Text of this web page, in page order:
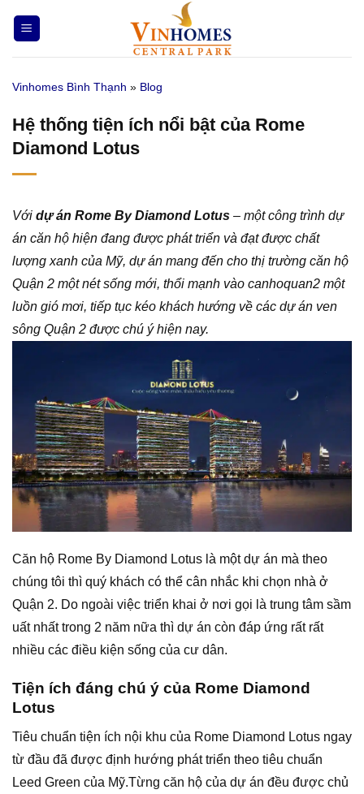
qua
nội
Vinhomes Bình Thạnh » Blog
Hệ thống tiện ích nổi bật của Rome
Diamond Lotus
Với dự án Rome By Diamond Lotus – một công trình dự
án căn hộ hiện đang được phát triển và đạt được chất
lượng xanh của Mỹ, dự án mang đến cho thị trường căn hộ
Quận 2 một nét sống mới, thổi mạnh vào canhoquan2 một
luồn gió mơi, tiếp tục kéo khách hướng về các dự án ven
sông Quận 2 được chú ý hiện nay.
Căn hộ Rome By Diamond Lotus là một dự án mà theo
chúng tôi thì quý khách có thể cân nhắc khi chọn nhà ở
Quận 2. Do ngoài việc triển khai ở nơi gọi là trung tâm sầm
uất nhất trong 2 năm nữa thì dự án còn đáp ứng rất rất
nhiều các điều kiện sống của cư dân.
Tiện ích đáng chú ý của Rome Diamond
Lotus
Tiêu chuẩn tiện ích nội khu của Rome Diamond Lotus ngay
từ đầu đã được định hướng phát triển theo tiêu chuẩn
Leed Green của Mỹ.Từng căn hộ của dự án đều được chủ